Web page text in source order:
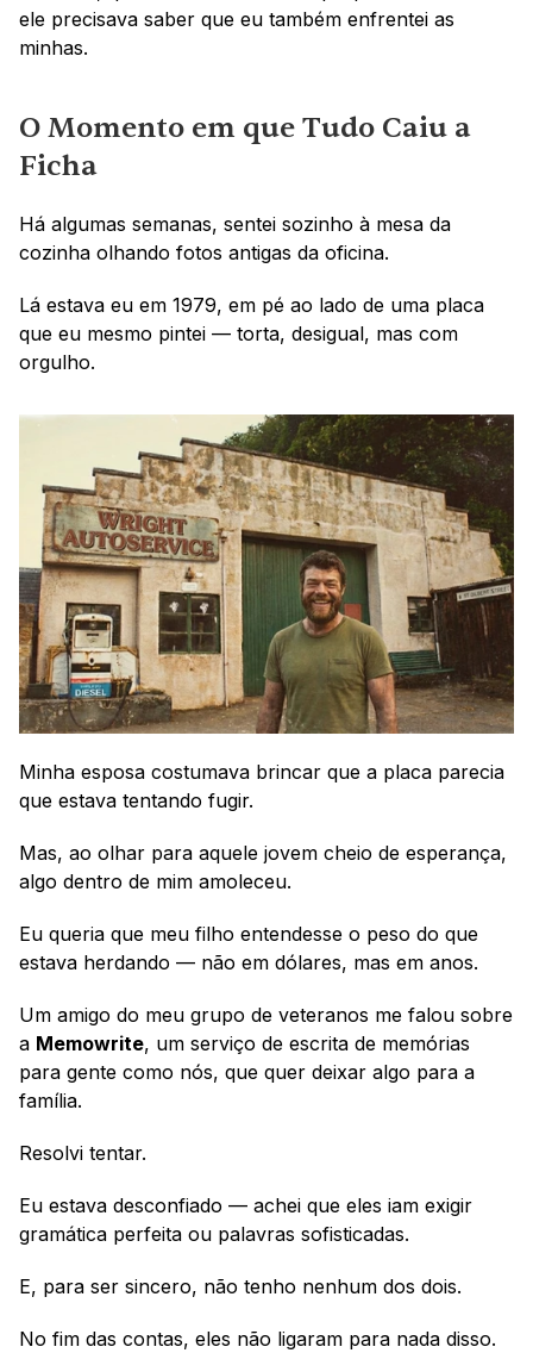
ele precisava saber que eu também enfrentei as
minhas.
O Momento em que Tudo Caiu a
Ficha
Há algumas semanas, sentei sozinho à mesa da
cozinha olhando fotos antigas da oficina.
Lá estava eu em 1979, em pé ao lado de uma placa
que eu mesmo pintei — torta, desigual, mas com
orgulho.
Minha esposa costumava brincar que a placa parecia
que estava tentando fugir.
Mas, ao olhar para aquele jovem cheio de esperança,
algo dentro de mim amoleceu.
Eu queria que meu filho entendesse o peso do que
estava herdando — não em dólares, mas em anos.
Um amigo do meu grupo de veteranos me falou sobre
a Memowrite, um serviço de escrita de memórias
para gente como nós, que quer deixar algo para a
família.
Resolvi tentar.
Eu estava desconfiado — achei que eles iam exigir
gramática perfeita ou palavras sofisticadas.
E, para ser sincero, não tenho nenhum dos dois.
No fim das contas, eles não ligaram para nada disso.